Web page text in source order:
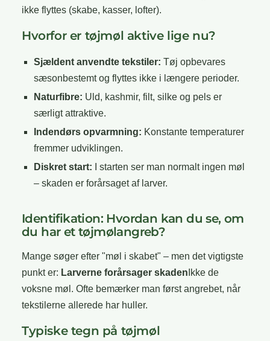
ikke flyttes (skabe, kasser, lofter).
Hvorfor er tøjmøl aktive lige nu?
Sjældent anvendte tekstiler: Tøj opbevares
sæsonbestemt og flyttes ikke i længere perioder.
Naturfibre: Uld, kashmir, filt, silke og pels er
særligt attraktive.
Indendørs opvarmning: Konstante temperaturer
fremmer udviklingen.
Diskret start: I starten ser man normalt ingen møl
– skaden er forårsaget af larver.
Identifikation: Hvordan kan du se, om
du har et tøjmølangreb?
Mange søger efter "møl i skabet" – men det vigtigste
punkt er: Larverne forårsager skaden Ikke de
voksne møl. Ofte bemærker man først angrebet, når
tekstilerne allerede har huller.
Typiske tegn på tøjmøl